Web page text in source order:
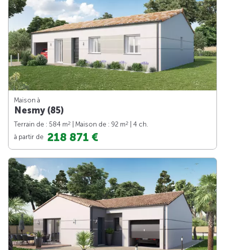
Maison à
Nesmy (85)
Terrain de : 584 m2 | Maison de : 92 m2
| 4 ch.
à partir de 218 871 €